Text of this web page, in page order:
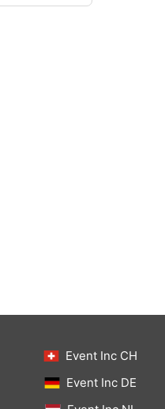
Event Inc CH
Event Inc DE